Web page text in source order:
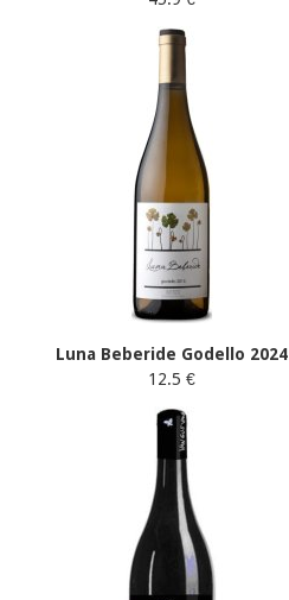
Luna Beberide Godello 2024
12.5 €